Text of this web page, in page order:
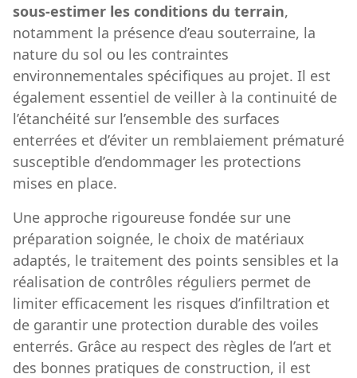
sous-estimer les conditions du terrain,
notamment la présence d’eau souterraine, la
nature du sol ou les contraintes
environnementales spécifiques au projet. Il est
également essentiel de veiller à la continuité de
l’étanchéité sur l’ensemble des surfaces
enterrées et d’éviter un remblaiement prématuré
susceptible d’endommager les protections
mises en place.
Une approche rigoureuse fondée sur une
préparation soignée, le choix de matériaux
adaptés, le traitement des points sensibles et la
réalisation de contrôles réguliers permet de
limiter efficacement les risques d’infiltration et
de garantir une protection durable des voiles
enterrés. Grâce au respect des règles de l’art et
des bonnes pratiques de construction, il est